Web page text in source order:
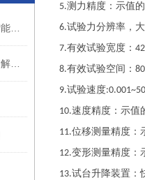
5.测力精度：示值的
6.试验力分辨率，
7.有效试验宽度：
8.有效试验空间：
9.试验速度
10.速度精度：示值
11.位移测量精度：
12.变形测量精度：
13.试台升降装置：